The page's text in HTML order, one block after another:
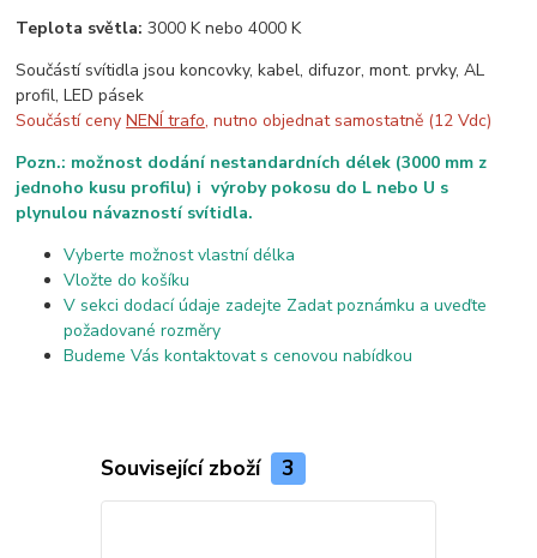
Teplota světla:3000 K nebo 4000 K
Součástí svítidla jsou koncovky, kabel, difuzor, mont. prvky, AL
profil, LED pásek
Součástí cenyNENÍ trafo, nutno objednat samostatně (12 Vdc)
Pozn.: možnost dodání nestandardních délek (3000 mm z
jednoho kusu profilu) i výroby pokosu do L nebo U s
plynulou návazností svítidla.
Vyberte možnost vlastní délka
Vložte do košíku
V sekci dodací údaje zadejte Zadat poznámku a uveďte
požadované rozměry
Budeme Vás kontaktovat s cenovou nabídkou
Související zboží 3